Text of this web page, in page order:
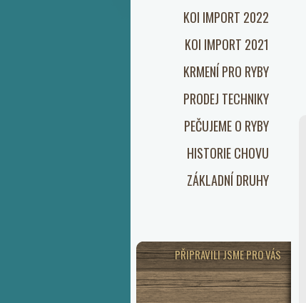
KOI IMPORT 2022
KOI IMPORT 2021
KRMENÍ PRO RYBY
PRODEJ TECHNIKY
PEČUJEME O RYBY
HISTORIE CHOVU
ZÁKLADNÍ DRUHY
PŘIPRAVILI JSME PRO VÁS